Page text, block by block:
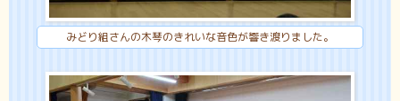
みどり組さんの木琴のきれいな音色が響き渡りました。